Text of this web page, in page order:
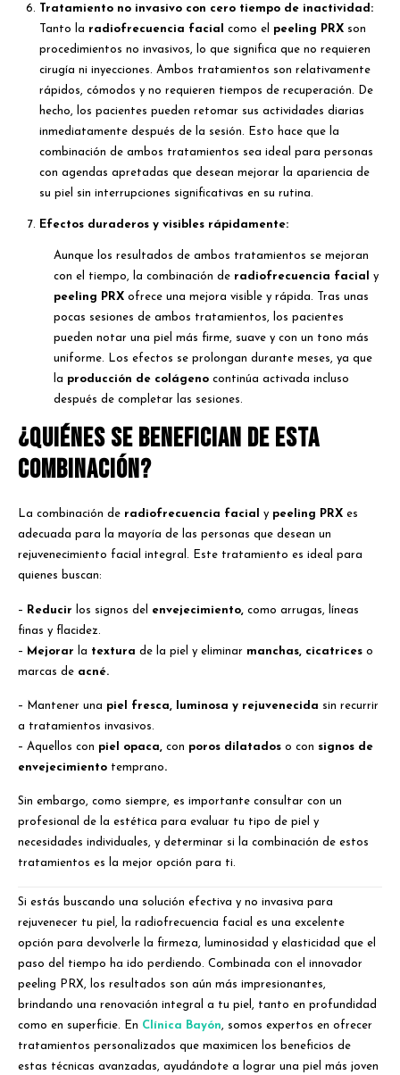
Tratamiento no invasivo con cero tiempo de inactividad:
Tanto la radiofrecuencia facialcomo el peeling PRX son
procedimientos no invasivos, lo que significa que no requieren
cirugía ni inyecciones. Ambos tratamientos son relativamente
rápidos, cómodos y no requieren tiempos de recuperación. De
hecho, los pacientes pueden retomar sus actividades diarias
inmediatamente después de la sesión. Esto hace que la
combinación de ambos tratamientos sea ideal para personas
con agendas apretadas que desean mejorar la apariencia de
su piel sin interrupciones significativas en su rutina.
Efectos duraderos y visibles rápidamente:
Aunque los resultados de ambos tratamientos se mejoran
con el tiempo, la combinación de radiofrecuencia facial y
peeling PRX ofrece una mejora visible y rápida. Tras unas
pocas sesiones de ambos tratamientos, los pacientes
pueden notar una piel más firme, suave y con un tono más
uniforme. Los efectos se prolongan durante meses, ya que
la producción de colágeno continúa activada incluso
después de completar las sesiones.
¿Quiénes se benefician de esta
combinación?
La combinación de radiofrecuencia facial y peeling PRX es
adecuada para la mayoría de las personas que desean un
rejuvenecimiento facial integral. Este tratamiento es ideal para
quienes buscan:
– Reducir los signos del envejecimiento, como arrugas, líneas
finas y flacidez.
– Mejorar la textura de la piel y eliminar manchas, cicatrices o
marcas de acné.
– Mantener una piel fresca, luminosa y rejuvenecida sin recurrir
a tratamientos invasivos.
– Aquellos con piel opaca, con poros dilatados o con signos de
envejecimiento temprano.
Sin embargo, como siempre, es importante consultar con un
profesional de la estética para evaluar tu tipo de piel y
necesidades individuales, y determinar si la combinación de estos
tratamientos es la mejor opción para ti.
Si estás buscando una solución efectiva y no invasiva para
rejuvenecer tu piel, la radiofrecuencia facial es una excelente
opción para devolverle la firmeza, luminosidad y elasticidad que el
paso del tiempo ha ido perdiendo. Combinada con el innovador
peeling PRX, los resultados son aún más impresionantes,
brindando una renovación integral a tu piel, tanto en profundidad
como en superficie. En Clínica Bayón, somos expertos en ofrecer
tratamientos personalizados que maximicen los beneficios de
estas técnicas avanzadas, ayudándote a lograr una piel más joven